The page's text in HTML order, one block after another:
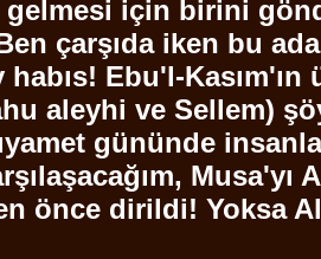
için birini
çarşıda iken bu
habıs! Ebu'l-
aleyhi ve Sellem)
gününde
önce dirildi! Yoksa